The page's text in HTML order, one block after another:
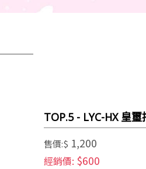
TOP.5 - LYC-HX 皇
售價:$ 1,200
經銷價: $600